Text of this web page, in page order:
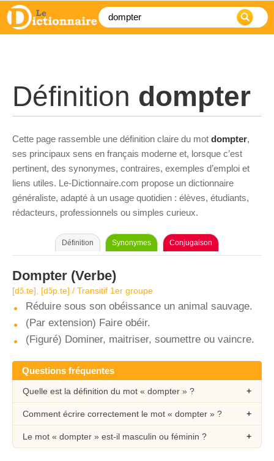
Définition dompter
Cette page rassemble une définition claire du mot dompter,
ses principaux sens en français moderne et, lorsque c’est
pertinent, des synonymes, contraires, exemples d’emploi et
liens utiles. Le-Dictionnaire.com propose un dictionnaire
généraliste, adapté à un usage quotidien : élèves, étudiants,
rédacteurs, professionnels ou simples curieux.
Définition Synonymes Conjugaison
Dompter (Verbe)
[dɔ̃.te], [dɔ̃p.te] / Transitif 1er groupe
Réduire sous son obéissance un animal sauvage.
(Par extension) Faire obéir.
(Figuré) Dominer, maitriser, soumettre ou vaincre.
Questions fréquentes
Quelle est la définition du mot « dompter » ?
Comment écrire correctement le mot « dompter » ?
Le mot « dompter » est-il masculin ou féminin ?